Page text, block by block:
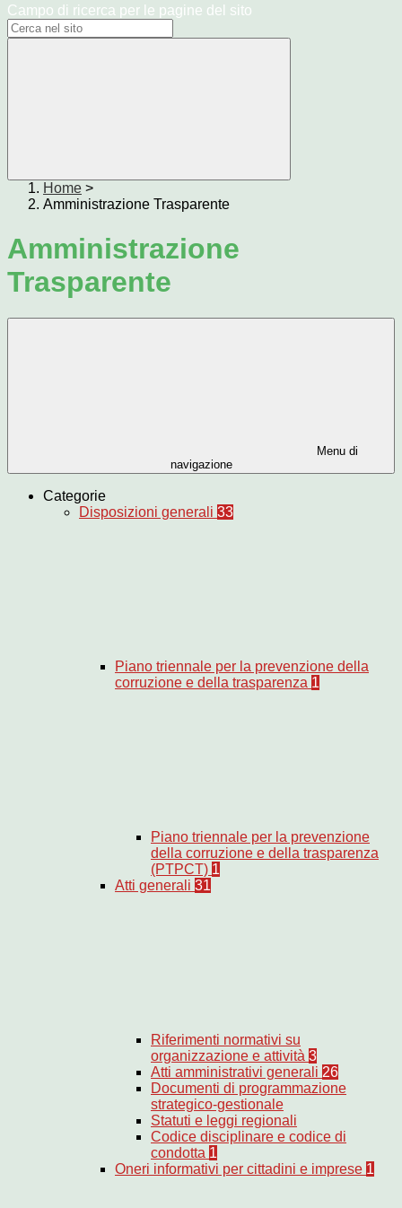
Campo di ricerca per le pagine del sito
Home >
Amministrazione Trasparente
Amministrazione
Trasparente
Menu di
navigazione
Categorie
Disposizioni generali 33
Piano triennale per la prevenzione della
corruzione e della trasparenza 1
Piano triennale per la prevenzione
della corruzione e della trasparenza
(PTPCT) 1
Atti generali 31
Riferimenti normativi su
organizzazione e attività 3
Atti amministrativi generali 26
Documenti di programmazione
strategico-gestionale
Statuti e leggi regionali
Codice disciplinare e codice di
condotta 1
Oneri informativi per cittadini e imprese 1